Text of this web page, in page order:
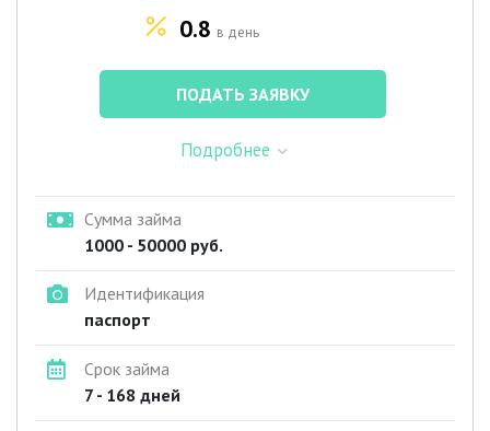
0.8 в день
Сумма займа
1000 - 50000 руб.
Идентификация
паспорт
Срок займа
7 - 168 дней
ПОДАТЬ ЗАЯВКУ
Подробнее